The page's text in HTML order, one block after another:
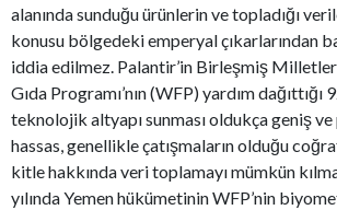
alanında sunduğu ürünlerin ve topladığı
konusu bölgedeki emperyal çıkarlarından
iddia edilmez. Palantir’in Birleşmiş
Gıda Programı’nın (WFP) yardım
teknolojik altyapı sunması oldukça geniş
hassas, genellikle çatışmaların olduğu
kitle hakkında veri toplamayı mümkün
yılında Yemen hükümetinin WFP’nin